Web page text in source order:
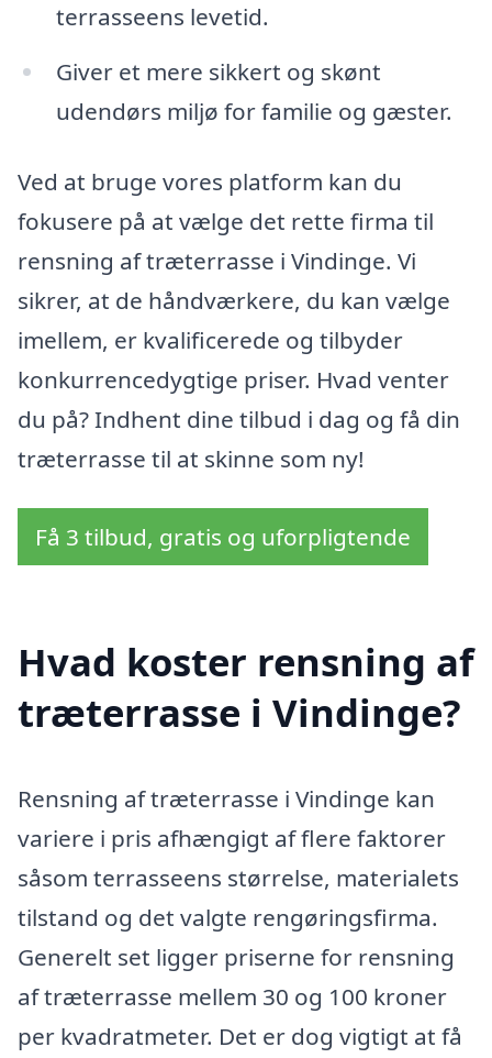
terrasseens levetid.
Giver et mere sikkert og skønt
udendørs miljø for familie og gæster.
Ved at bruge vores platform kan du
fokusere på at vælge det rette firma til
rensning af træterrasse i Vindinge. Vi
sikrer, at de håndværkere, du kan vælge
imellem, er kvalificerede og tilbyder
konkurrencedygtige priser. Hvad venter
du på? Indhent dine tilbud i dag og få din
træterrasse til at skinne som ny!
Få 3 tilbud, gratis og uforpligtende
Hvad koster rensning af
træterrasse i Vindinge?
Rensning af træterrasse i Vindinge kan
variere i pris afhængigt af flere faktorer
såsom terrasseens størrelse, materialets
tilstand og det valgte rengøringsfirma.
Generelt set ligger priserne for rensning
af træterrasse mellem 30 og 100 kroner
per kvadratmeter. Det er dog vigtigt at få